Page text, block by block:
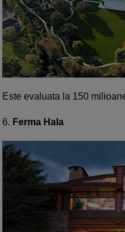
Este evaluata la 150
6. Ferma Hala